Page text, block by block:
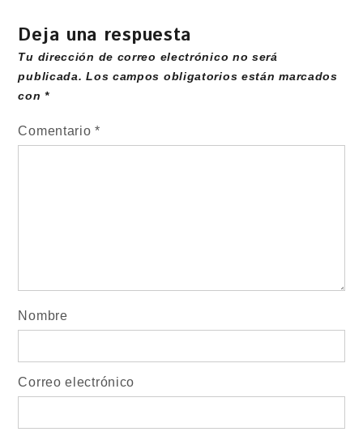
Deja una respuesta
Tu dirección de correo electrónico no será
publicada. Los campos obligatorios están marcados
con*
Comentario*
Nombre
Correo electrónico